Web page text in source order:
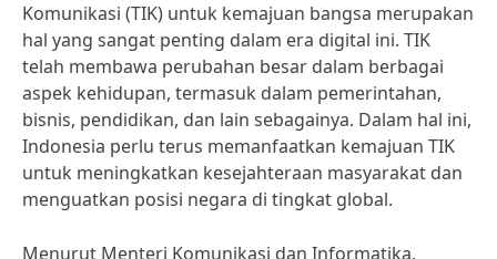
Komunikasi (TIK) untuk kemajuan bangsa merupakan
hal yang sangat penting dalam era digital ini. TIK
telah membawa perubahan besar dalam berbagai
aspek kehidupan, termasuk dalam pemerintahan,
bisnis, pendidikan, dan lain sebagainya. Dalam hal ini,
Indonesia perlu terus memanfaatkan kemajuan TIK
untuk meningkatkan kesejahteraan masyarakat dan
menguatkan posisi negara di tingkat global.
Menurut Menteri Komunikasi dan Informatika,